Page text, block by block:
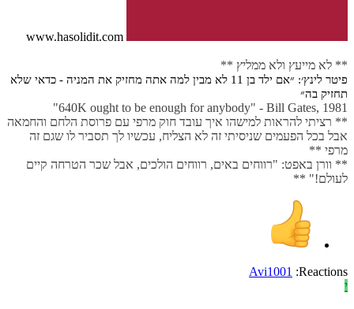
www.hasolidit.com
** לא מייעץ ולא ממליץ **
פיטר לינץ׳: ״אם ילד בן 11 לא מבין למה אתה מחזיק את המניה - כדאי שלא
תחזיק בה״
640K ought to be enough for anybody" - Bill Gates, 1981"
** רציתי להראות למישהו איך עובד חוק מרפי עם פרוסת הלחם והחמאה
אבל בכל הפעמים שניסיתי זה לא הצליח, עכשיו לך תסביר לו שגם זה
מרפי **
** וורן באפט: "רווחים באים, רווחים הולכים, אבל שכר הטרחה קיים
לעולם!" **
Reactions:
Avi1001
י